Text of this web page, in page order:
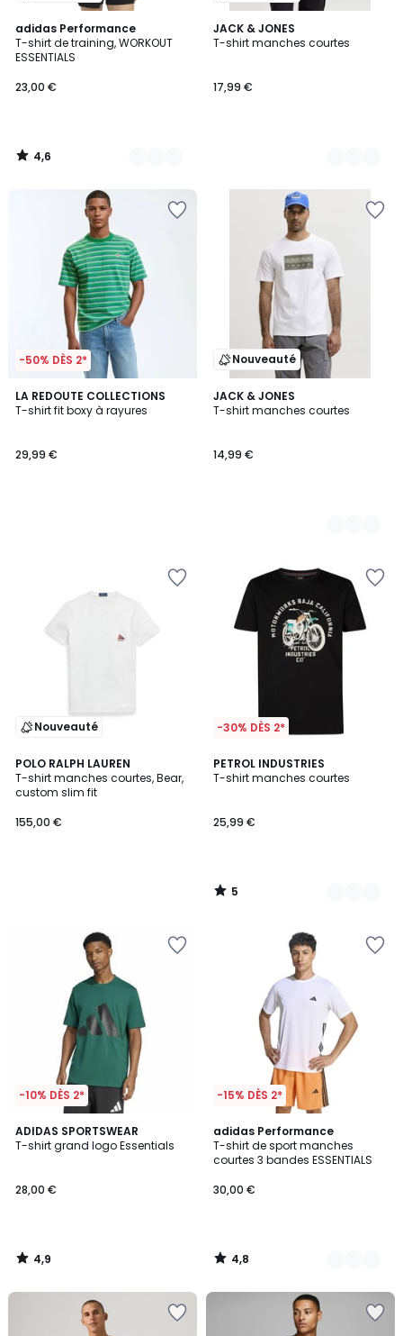
adidas Performance
T-shirt de training, WORKOUT
ESSENTIALS
23,00 €
4,6
/ 5
3
Couleurs
4,6
/
JACK & JONES
T-shirt manches courtes
17,99 €
3
Couleurs
-50% DÈS 2*
LA REDOUTE COLLECTIONS
T-shirt fit boxy à rayures
29,99 €
Nouveauté
JACK & JONES
T-shirt manches courtes
14,99 €
2
Couleurs
Nouveauté
POLO RALPH LAUREN
T-shirt manches courtes, Bear,
custom slim fit
155,00 €
-30% DÈS 2*
PETROL INDUSTRIES
T-shirt manches courtes
25,99 €
5
/
2
Couleurs
5
/
-10% DÈS 2*
ADIDAS SPORTSWEAR
T-shirt grand logo Essentials
28,00 €
4,9
/ 5
4,9
/
-15% DÈS 2*
adidas Performance
T-shirt de sport manches
courtes 3 bandes ESSENTIALS
30,00 €
4,8
/ 5
2
Couleurs
4,8
/